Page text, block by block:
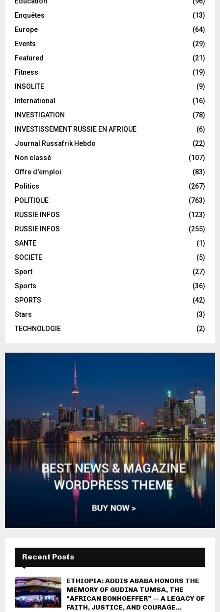
Enquêtes
(13)
Europe
(64)
Events
(29)
Featured
(21)
Fitness
(19)
INSOLITE
(9)
International
(16)
INVESTIGATION
(78)
INVESTISSEMENT RUSSIE EN AFRIQUE
(6)
Journal Russafrik Hebdo
(22)
Non classé
(107)
Offre d'emploi
(83)
Politics
(267)
POLITIQUE
(763)
RUSSIE INFOS
(123)
RUSSIE INFOS
(255)
SANTE
(1)
SOCIETE
(5)
Sport
(27)
Sports
(36)
SPORTS
(42)
Stars
(3)
TECHNOLOGIE
(2)
Recent Posts
ETHIOPIA: ADDIS ABABA HONORS THE
MEMORY OF GUDINA TUMSA, THE
“AFRICAN BONHOEFFER” — A LEGACY OF
FAITH, JUSTICE, AND COURAGE...